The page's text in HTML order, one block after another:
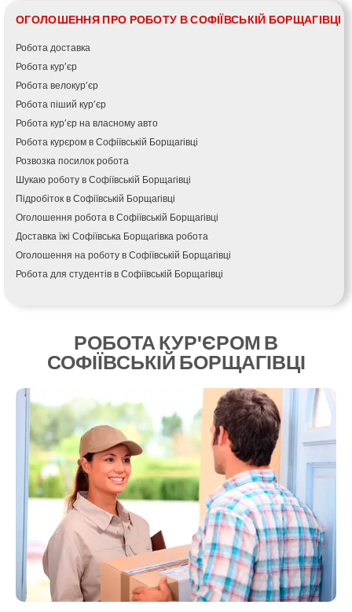
ОГОЛОШЕННЯ ПРО РОБОТУ В СОФІЇВСЬКІЙ БОРЩАГІВЦІ
Робота доставка
Робота кур’єр
Робота велокур’єр
Робота піший кур’єр
Робота кур’єр на власному авто
Робота курєром в Софіївській Борщагівці
Розвозка посилок робота
Шукаю роботу в Софіївській Борщагівці
Підробіток в Софіївській Борщагівці
Оголошення робота в Софіївській Борщагівці
Доставка їжі Софіївська Борщагівка робота
Оголошення на роботу в Софіївській Борщагівці
Робота для студентів в Софіївській Борщагівці
РОБОТА КУР'ЄРОМ В
СОФІЇВСЬКІЙ БОРЩАГІВЦІ
Фонтанка
Гадяч
Гатне
Глеваха
Горішні Плавні
Гостомель
Харків
Херсон
Хмельницький
Хмільник
Ірпінь
Івано-Франківськ
Ізмаїл
Кагарлик
Калуш
Кам’янець-Подільський
Козятин
Кобеляки
Коцюбинське
Конотоп
Коростень
Корсунь-Шевченківський
Костопіль
Ковель
Красноград
Кременчук
Кременець
Кривий Ріг
Кролевець